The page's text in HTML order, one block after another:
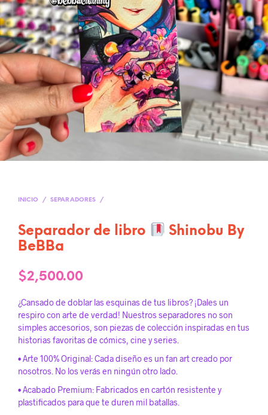
INICIO / SEPARADORES /
Separador de libro
Shinobu By
BeBBa
$2,500.00
¿Cansado de doblar las esquinas de tus libros? ¡Dales un
respiro con arte de verdad! Nuestros separadores no son
simples accesorios, son piezas de colección inspiradas en tus
historias favoritas de cómics, cine y series.
• Arte 100% Original: Cada diseño es un fan art creado por
nosotros. No los verás en ningún otro lado.
• Acabado Premium: Fabricados en cartón resistente y
plastificados para que te duren mil batallas.